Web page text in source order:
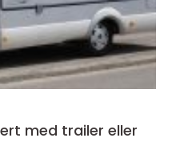
med trailer eller